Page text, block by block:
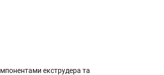
екструдера та